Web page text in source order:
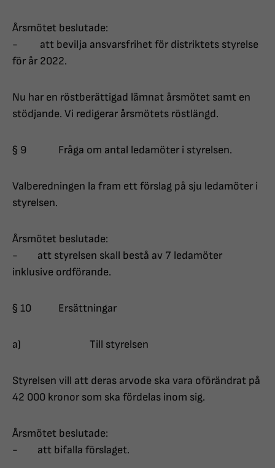
Årsmötet beslutade:
- att bevilja ansvarsfrihet för distriktets styrelse
för år 2022.
Nu har en röstberättigad lämnat årsmötet samt en
stödjande. Vi redigerar årsmötets röstlängd.
§ 9 Fråga om antal ledamöter i styrelsen.
Valberedningen la fram ett förslag på sju ledamöter i
styrelsen.
Årsmötet beslutade:
- att styrelsen skall bestå av 7 ledamöter
inklusive ordförande.
§ 10 Ersättningar
a) Till styrelsen
Styrelsen vill att deras arvode ska vara oförändrat på
42 000 kronor som ska fördelas inom sig.
Årsmötet beslutade:
- att bifalla förslaget.